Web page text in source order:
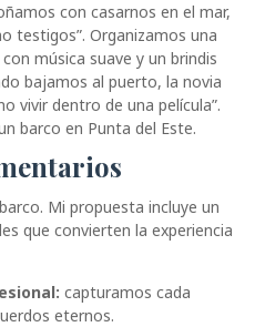
con casarnos en el mar,
testigos”. Organizamos una
música suave y un brindis
bajamos al puerto, la novia
vivir dentro de una película”.
barco en Punta del Este.
Mi propuesta incluye un
que convierten la experiencia
capturamos cada
eternos.